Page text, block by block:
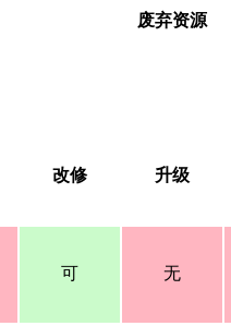
废弃资源
改修 升级
可 无